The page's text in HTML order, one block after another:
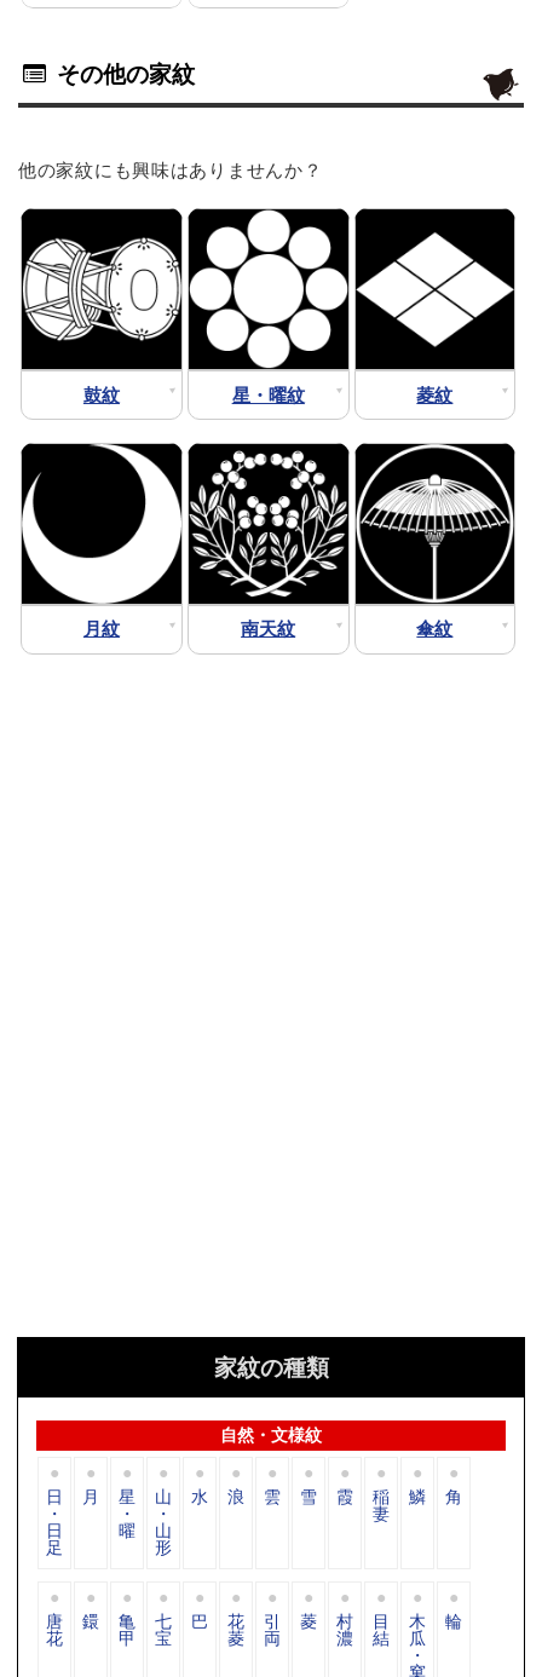
その他の家紋
他の家紋にも興味はありませんか？
鼓紋 星・曜紋 菱紋
月紋 南天紋 傘紋
家紋の種類
自然・文様紋
日
・
日
足
月 星
・
曜
山
・
山
形
水 浪 雲 雪 霞 稲
妻
鱗 角
唐
花
鐶 亀
甲
七
宝
巴 花
菱
引
両
菱 村
濃
目
結
木
瓜
・
窠
輪